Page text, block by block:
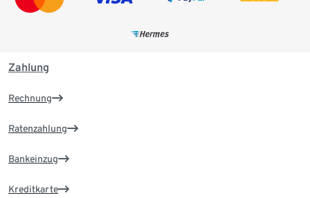
Zahlung
Rechnung
Ratenzahlung
Bankeinzug
Kreditkarte